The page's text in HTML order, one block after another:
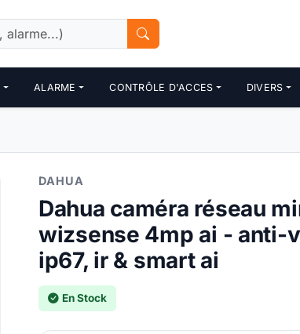
ALARME CONTRÔLE D'ACCES DIVERS
DAHUA
Dahua caméra réseau
wizsense 4mp ai - anti-
ip67, ir & smart ai
En Stock